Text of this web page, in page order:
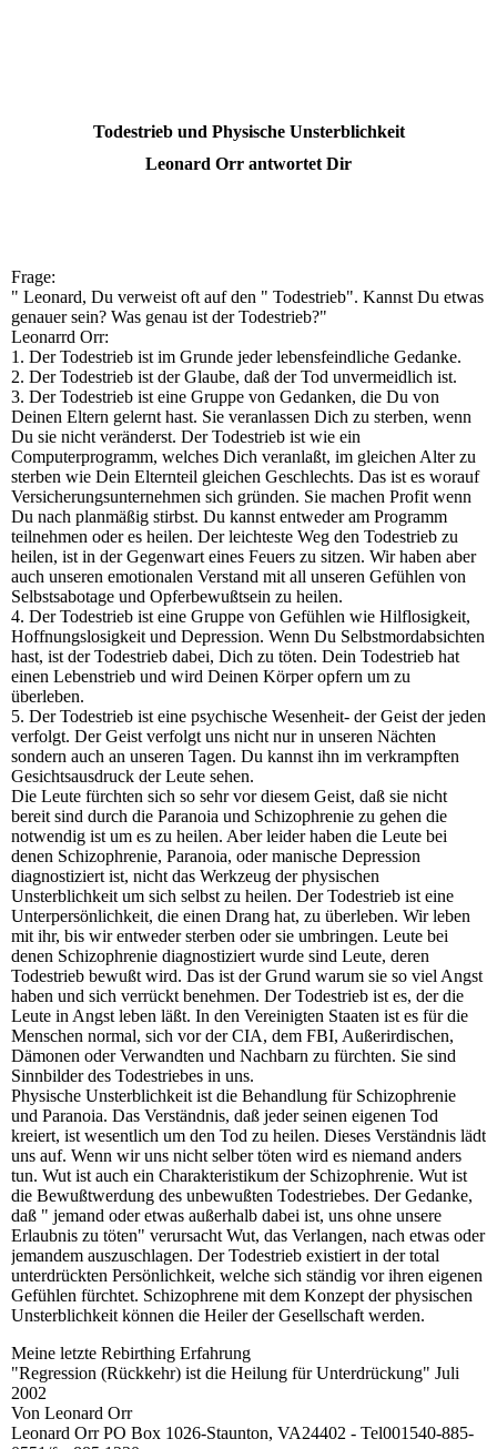
Todestrieb und Physische Unsterblichkeit
Leonard Orr antwortet Dir
Frage:
" Leonard, Du verweist oft auf den " Todestrieb". Kannst Du etwas
genauer sein? Was genau ist der Todestrieb?"
Leonarrd Orr:
1. Der Todestrieb ist im Grunde jeder lebensfeindliche Gedanke.
2. Der Todestrieb ist der Glaube, daß der Tod unvermeidlich ist.
3. Der Todestrieb ist eine Gruppe von Gedanken, die Du von
Deinen Eltern gelernt hast. Sie veranlassen Dich zu sterben, wenn
Du sie nicht veränderst. Der Todestrieb ist wie ein
Computerprogramm, welches Dich veranlaßt, im gleichen Alter zu
sterben wie Dein Elternteil gleichen Geschlechts. Das ist es worauf
Versicherungsunternehmen sich gründen. Sie machen Profit wenn
Du nach planmäßig stirbst. Du kannst entweder am Programm
teilnehmen oder es heilen. Der leichteste Weg den Todestrieb zu
heilen, ist in der Gegenwart eines Feuers zu sitzen. Wir haben aber
auch unseren emotionalen Verstand mit all unseren Gefühlen von
Selbstsabotage und Opferbewußtsein zu heilen.
4. Der Todestrieb ist eine Gruppe von Gefühlen wie Hilflosigkeit,
Hoffnungslosigkeit und Depression. Wenn Du Selbstmordabsichten
hast, ist der Todestrieb dabei, Dich zu töten. Dein Todestrieb hat
einen Lebenstrieb und wird Deinen Körper opfern um zu
überleben.
5. Der Todestrieb ist eine psychische Wesenheit- der Geist der jeden
verfolgt. Der Geist verfolgt uns nicht nur in unseren Nächten
sondern auch an unseren Tagen. Du kannst ihn im verkrampften
Gesichtsausdruck der Leute sehen.
Die Leute fürchten sich so sehr vor diesem Geist, daß sie nicht
bereit sind durch die Paranoia und Schizophrenie zu gehen die
notwendig ist um es zu heilen. Aber leider haben die Leute bei
denen Schizophrenie, Paranoia, oder manische Depression
diagnostiziert ist, nicht das Werkzeug der physischen
Unsterblichkeit um sich selbst zu heilen. Der Todestrieb ist eine
Unterpersönlichkeit, die einen Drang hat, zu überleben. Wir leben
mit ihr, bis wir entweder sterben oder sie umbringen. Leute bei
denen Schizophrenie diagnostiziert wurde sind Leute, deren
Todestrieb bewußt wird. Das ist der Grund warum sie so viel Angst
haben und sich verrückt benehmen. Der Todestrieb ist es, der die
Leute in Angst leben läßt. In den Vereinigten Staaten ist es für die
Menschen normal, sich vor der CIA, dem FBI, Außerirdischen,
Dämonen oder Verwandten und Nachbarn zu fürchten. Sie sind
Sinnbilder des Todestriebes in uns.
Physische Unsterblichkeit ist die Behandlung für Schizophrenie
und Paranoia. Das Verständnis, daß jeder seinen eigenen Tod
kreiert, ist wesentlich um den Tod zu heilen. Dieses Verständnis lädt
uns auf. Wenn wir uns nicht selber töten wird es niemand anders
tun. Wut ist auch ein Charakteristikum der Schizophrenie. Wut ist
die Bewußtwerdung des unbewußten Todestriebes. Der Gedanke,
daß " jemand oder etwas außerhalb dabei ist, uns ohne unsere
Erlaubnis zu töten" verursacht Wut, das Verlangen, nach etwas oder
jemandem auszuschlagen. Der Todestrieb existiert in der total
unterdrückten Persönlichkeit, welche sich ständig vor ihren eigenen
Gefühlen fürchtet. Schizophrene mit dem Konzept der physischen
Unsterblichkeit können die Heiler der Gesellschaft werden.
Meine letzte Rebirthing Erfahrung
"Regression (Rückkehr) ist die Heilung für Unterdrückung" Juli
2002
Von Leonard Orr
Leonard Orr PO Box 1026-Staunton, VA24402 - Tel001540-885-